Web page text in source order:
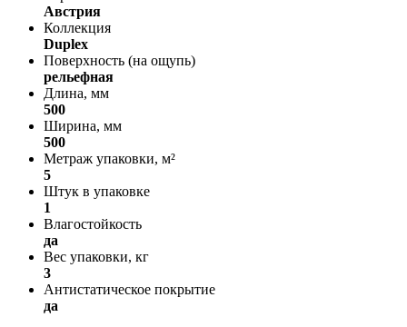
Австрия
Коллекция
Duplex
Поверхность (на ощупь)
рельефная
Длина, мм
500
Ширина, мм
500
Метраж упаковки, м²
5
Штук в упаковке
1
Влагостойкость
да
Вес упаковки, кг
3
Антистатическое покрытие
да